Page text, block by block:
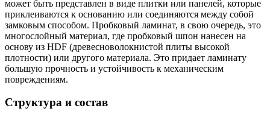
может быть представлен в виде плитки или панелей, которые
приклеиваются к основанию или соединяются между собой
замковым способом. Пробковый ламинат, в свою очередь, это
многослойный материал, где пробковый шпон нанесен на
основу из HDF (древесноволокнистой плиты высокой
плотности) или другого материала. Это придает ламинату
большую прочность и устойчивость к механическим
повреждениям.
Структура и состав